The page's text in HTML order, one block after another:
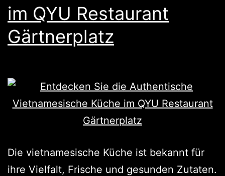
im QYU Restaurant
Gärtnerplatz
Die vietnamesische Küche ist bekannt für
ihre Vielfalt, Frische und gesunden Zutaten.